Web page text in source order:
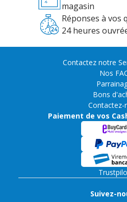
magasin
Réponses à vos
24 heures
Contactez notre
Nos
Bons
Contactez-
Paiement de vos
Suivez-